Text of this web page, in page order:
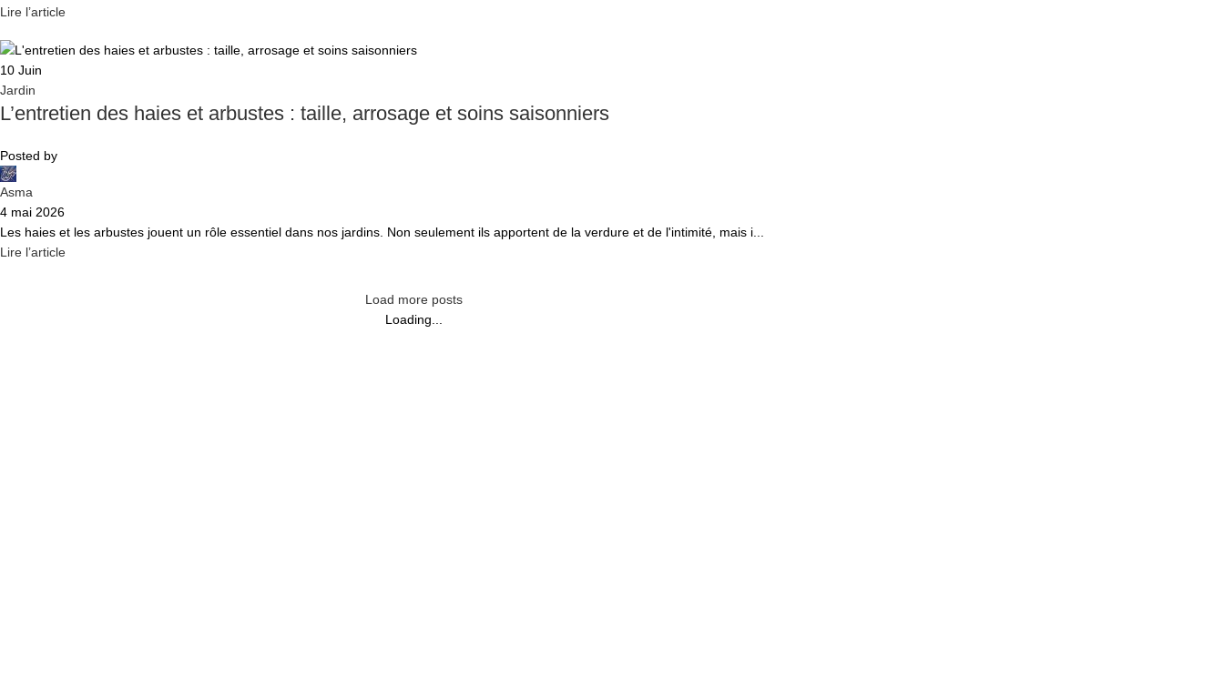
Lire l’article
10 Juin
Jardin
L’entretien des haies et arbustes : taille, arrosage et soins saisonniers
Posted by
Asma
4 mai 2026
Les haies et les arbustes jouent un rôle essentiel dans nos jardins. Non seulement ils apportent de la verdure et de l'intimité, mais i...
Lire l’article
Load more posts
Loading...